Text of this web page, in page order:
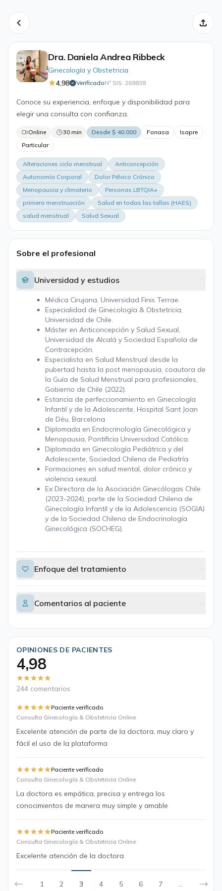
Dra. Daniela Andrea Ribbeck
Ginecología y Obstetricia
4,98
VerificadoNº SIS: 269838·
Conoce su experiencia, enfoque y disponibilidad para
elegir una consulta con confianza.
Online 30 min Desde $ 40.000 Fonasa
Isapre
Particular
Alteraciones ciclo menstrual
Anticoncepción
Autonomía Corporal
Dolor Pélvico Crónico
Menopausia y climaterio
Personas LBTQIA+
primera menstruación
Salud en todas las tallas (HAES)
salud menstrual
Salud Sexual
Sobre el profesional
Universidad y estudios
Médica Cirujana, Universidad Finis Terrae.
Especialidad de Ginecología & Obstetricia,
Universidad de Chile.
Máster en Anticoncepción y Salud Sexual,
Universidad de Alcalá y Sociedad Española de
Contracepción.
Especialista en Salud Menstrual desde la
pubertad hasta la post menopausia, coautora de
la Guía de Salud Menstrual para profesionales,
Gobierno de Chile (2022).
Estancia de perfeccionamiento en Ginecología
Infantil y de la Adolescente, Hospital Sant Joan
de Déu, Barcelona.
Diplomada en Endocrinología Ginecológica y
Menopausia, Pontificia Universidad Católica.
Diplomada en Ginecología Pediátrica y del
Adolescente, Sociedad Chilena de Pediatría.
Formaciones en salud mental, dolor crónico y
violencia sexual.
Ex Directora de la Asociación Ginecólogas Chile
(2023-2024), parte de la Sociedad Chilena de
Ginecología Infantil y de la Adolescencia (SOGIA)
y de la Sociedad Chilena de Endocrinología
Ginecológica (SOCHEG).
Enfoque del tratamiento
Comentarios al paciente
OPINIONES DE PACIENTES
4,98
244 comentarios
Paciente verificado
Consulta Ginecología & Obstetricia Online
Excelente atención de parte de la doctora, muy claro y
fácil el uso de la plataforma
Paciente verificado
Consulta Ginecología & Obstetricia Online
La doctora es empática, precisa y entrega los
conocimientos de manera muy simple y amable
Paciente verificado
Consulta Ginecología & Obstetricia Online
Excelente atención de la doctora
1 2 3 4 5 6 7 ...